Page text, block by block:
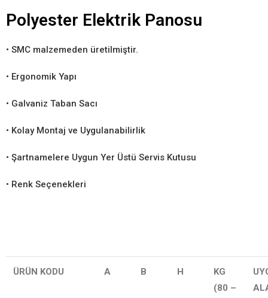
Polyester Elektrik Panosu
• SMC malzemeden üretilmiştir.
• Ergonomik Yapı
• Galvaniz Taban Sacı
• Kolay Montaj ve Uygulanabilirlik
• Şartnamelere Uygun Yer Üstü Servis Kutusu
• Renk Seçenekleri
ÜRÜN KODU A B H
KG
(80 –